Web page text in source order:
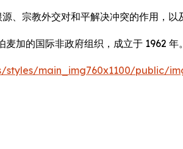
、宗教外交对和平解决冲突的作用，以
的国际非政府组织，成立于 1962 年
main_img760x1100/public/